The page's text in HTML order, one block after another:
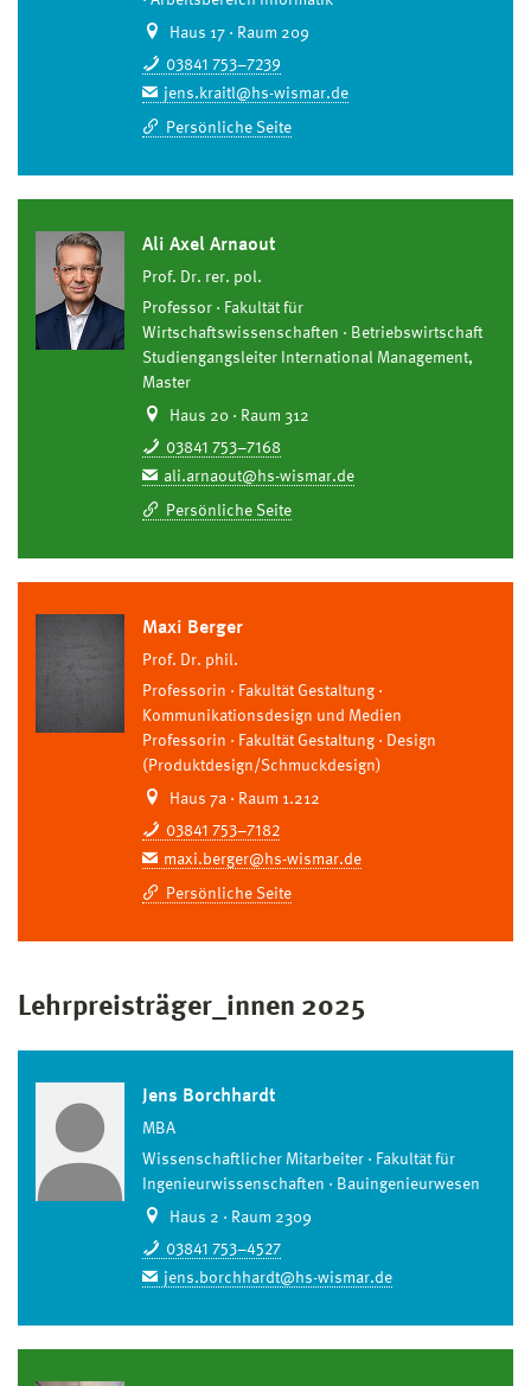
Haus 17 · Raum 209
03841 753–7239
jens.kraitl@hs-wismar.de
Persönliche Seite
Ali Axel Arnaout
Prof. Dr. rer. pol.
Professor
Fakultät für
Wirtschaftswissenschaften
Betriebswirtschaft
Studiengangsleiter International Management,
Master
Haus 20 · Raum 312
03841 753–7168
ali.arnaout@hs-wismar.de
Persönliche Seite
Maxi Berger
Prof. Dr. phil.
Professorin
Fakultät Gestaltung
Kommunikationsdesign und Medien
Professorin
Fakultät Gestaltung
Design
(Produktdesign/Schmuckdesign)
Haus 7a · Raum 1.212
03841 753–7182
maxi.berger@hs-wismar.de
Persönliche Seite
Lehrpreisträger_innen 2025
Jens Borchhardt
MBA
Wissenschaftlicher Mitarbeiter
Fakultät für
Ingenieurwissenschaften
Bauingenieurwesen
Haus 2 · Raum 2309
03841 753–4527
jens.borchhardt@hs-wismar.de